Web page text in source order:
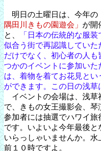
明日の土曜日は、今年の
隅田川きもの園遊会」 が開
と、
「日本の伝統的な服
似合う街で再認識してい
だけでなく、初心者の人
つかのイベントに参加い
は、着物を着てお花見と
ができます。この日の浅
イベントの会場は、浅草
で、きもの女王撮影会、
参加者には抽選でハワイ
です。いよいよ今年最後
いらっしゃいませんか。
前１０時ですよ。